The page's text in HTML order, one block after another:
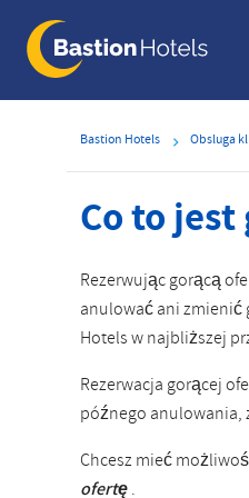
main
content
Bastion Hotels Obsluga
Co to
Rezerwując gorącą
anulować ani zmienić
Hotels w najbliższej
Rezerwacja gorącej
późnego anulowania,
Chcesz mieć
ofertę.